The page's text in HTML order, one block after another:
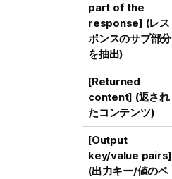
part of the
response] (レス
ポンスのサブ部分
を抽出)
[Returned
content] (返され
たコンテンツ)
[Output
key/value pairs]
(出力キー/値のペ